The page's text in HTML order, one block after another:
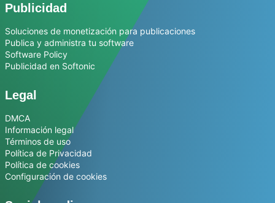
Publicidad
Soluciones de monetización para publicaciones
Publica y administra tu software
Software Policy
Publicidad en Softonic
Legal
DMCA
Información legal
Términos de uso
Política de Privacidad
Política de cookies
Configuración de cookies